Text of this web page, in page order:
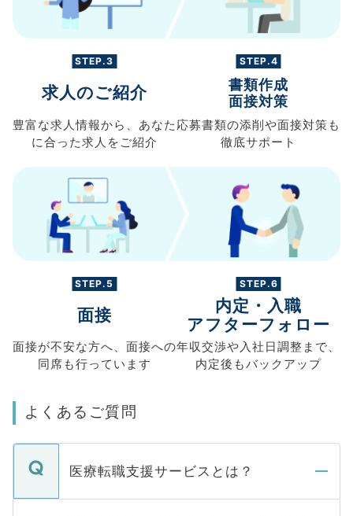
STEP.3
求人のご紹介
豊富な求人情報から、 あなた
に合った求人を ご紹介
STEP.4
書類作成
面接対策
応募書類の添削や面接対策も
徹底サポート
STEP.5
面接
面接が不安な方へ、 面接への
同席も行っています
STEP.6
内定・入職
アフターフォロー
年収交渉や入社日調整まで、
内定後もバックアップ
よくあるご質問
医療転職支援サービスとは？